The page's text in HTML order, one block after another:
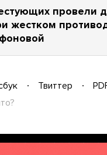
провели
жестком
Твиттер